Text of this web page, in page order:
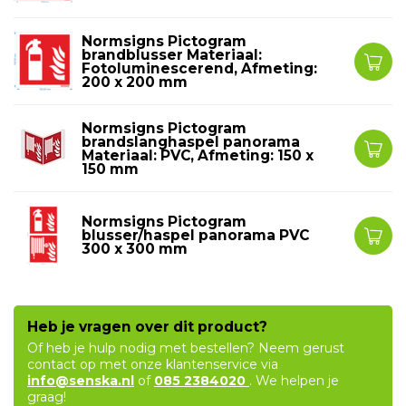
Normsigns Pictogram
brandblusser Materiaal:
Fotoluminescerend, Afmeting:
200 x 200 mm
Normsigns Pictogram
brandslanghaspel panorama
Materiaal: PVC, Afmeting: 150 x
150 mm
Normsigns Pictogram
blusser/haspel panorama PVC
300 x 300 mm
Heb je vragen over dit product?
Of heb je hulp nodig met bestellen? Neem gerust
contact op met onze klantenservice via
info@senska.nl of 085 2384020 . We helpen je
graag!